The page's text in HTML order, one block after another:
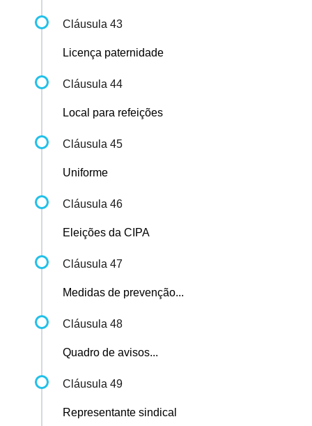
Cláusula 43
Licença paternidade
Cláusula 44
Local para refeições
Cláusula 45
Uniforme
Cláusula 46
Eleições da CIPA
Cláusula 47
Medidas de prevenção...
Cláusula 48
Quadro de avisos...
Cláusula 49
Representante sindical